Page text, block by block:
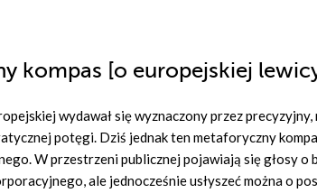
kompas [o europejskiej
wydawał się wyznaczony przez
potęgi. Dziś jednak ten metaforyczny
W przestrzeni publicznej pojawiają się głosy o
ale jednocześnie usłyszeć można o